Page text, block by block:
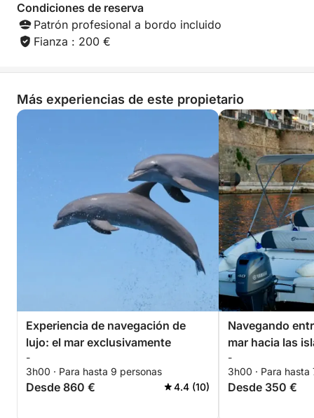
Condiciones de reserva
Patrón profesional a bordo incluido
Fianza : 200 €
Más experiencias de este propietario
Experiencia de navegación de
lujo: el mar exclusivamente
-
3h00 · Para hasta 9 personas
Desde 860 € 4.4 (10)
Navegando
mar hacia las
-
3h00 · Para hasta
Desde 350 €